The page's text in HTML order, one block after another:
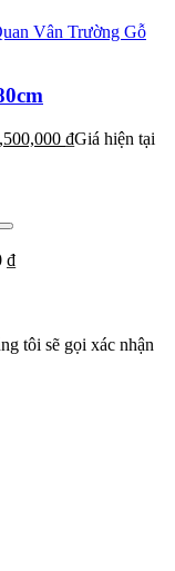
₫Giá hiện tại
₫
tôi sẽ gọi xác nhận